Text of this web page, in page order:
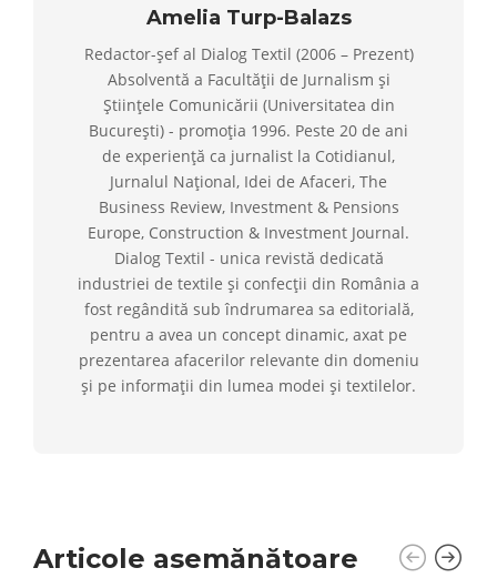
Amelia Turp-Balazs
Redactor-șef al Dialog Textil (2006 – Prezent)
Absolventă a Facultății de Jurnalism și
Științele Comunicării (Universitatea din
București) - promoția 1996. Peste 20 de ani
de experiență ca jurnalist la Cotidianul,
Jurnalul Național, Idei de Afaceri, The
Business Review, Investment & Pensions
Europe, Construction & Investment Journal.
Dialog Textil - unica revistă dedicată
industriei de textile și confecții din România a
fost regândită sub îndrumarea sa editorială,
pentru a avea un concept dinamic, axat pe
prezentarea afacerilor relevante din domeniu
și pe informații din lumea modei și textilelor.
Articole asemănătoare